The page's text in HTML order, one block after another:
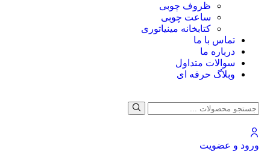
ظروف چوبی
ساعت چوبی
کتابخانه مینیاتوری
تماس با ما
درباره ما
سوالات متداول
وبلاگ حرفه ای
ورود و عضویت